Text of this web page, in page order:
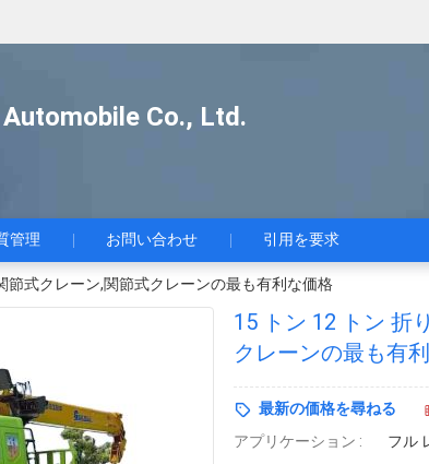
Co., Ltd.
管理 お問い合わせ 引用を要求
節式クレーン,関節式クレーンの最も有利な価格
15 トン 12 トン 折
クレーンの最も有
最新の価格を尋ねる
アプリケーション :
フル